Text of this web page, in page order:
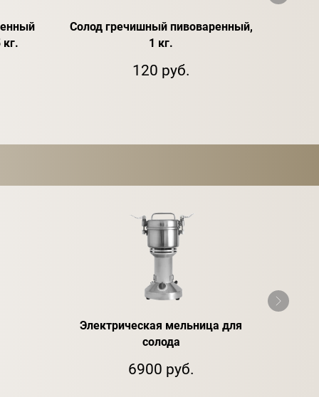
Солод гречишный пивоваренный,
1 кг.
120 руб.
Электрическая мельница для
солода
6900 руб.